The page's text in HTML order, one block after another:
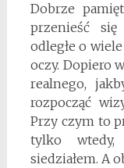
Dobrze
przenieść
odległe o
oczy. Dopiero
realnego,
rozpocząć
Przy czym to
tylko wtedy,
siedziałem. A